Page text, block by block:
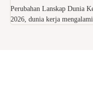
Perubahan Lanskap Dunia
2026, dunia kerja